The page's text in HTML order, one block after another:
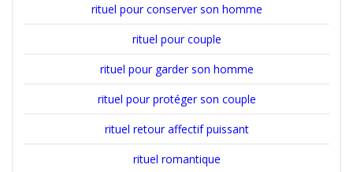
rituel pour conserver son homme
rituel pour couple
rituel pour garder son homme
rituel pour protéger son couple
rituel retour affectif puissant
rituel romantique